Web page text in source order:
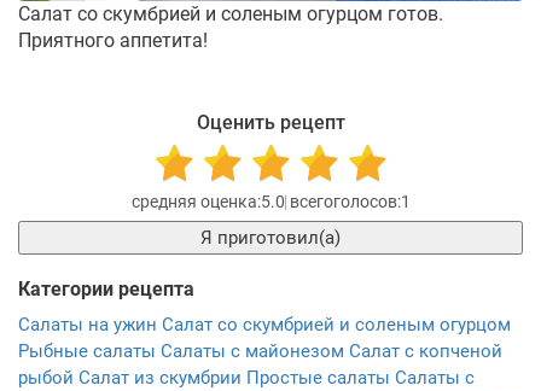
Салат со скумбрией и соленым огурцом готов.
Приятного аппетита!
Оценить рецепт
5.0 1
Я приготовил(а)
Категории рецепта
Салаты на ужин Салат со скумбрией и соленым огурцом
Рыбные салаты Салаты с майонезом Салат с копченой
рыбой Салат из скумбрии Простые салаты Салаты с